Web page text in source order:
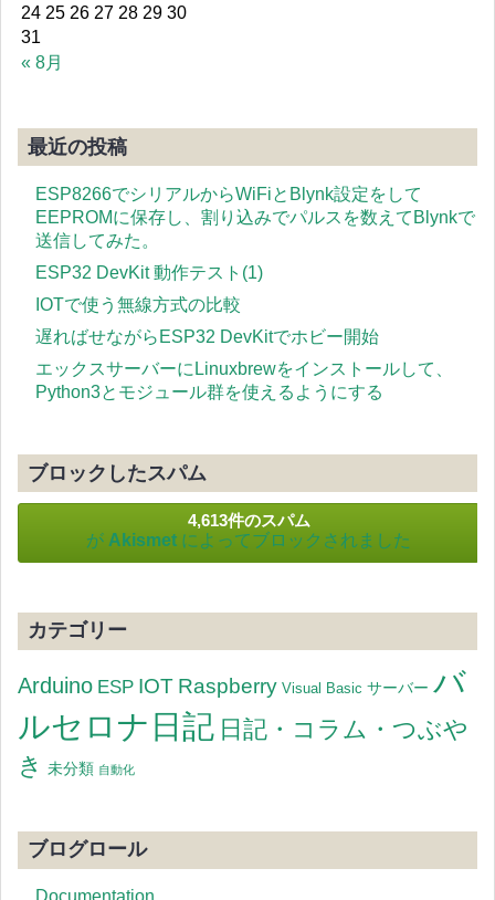
« 8月
24 25 26 27 28 29 30
31
最近の投稿
ESP8266でシリアルからWiFiとBlynk設定をして
EEPROMに保存し、割り込みでパルスを数えてBlynkで
送信してみた。
ESP32 DevKit 動作テスト(1)
IOTで使う無線方式の比較
遅ればせながらESP32 DevKitでホビー開始
エックスサーバーにLinuxbrewをインストールして、
Python3とモジュール群を使えるようにする
ブロックしたスパム
4,613件のスパム
が Akismet によってブロックされました
カテゴリー
Arduino ESP IOT Raspberry Visual Basic サーバー バ
ルセロナ日記 日記・コラム・つぶや
き 未分類 自動化
ブログロール
Documentation